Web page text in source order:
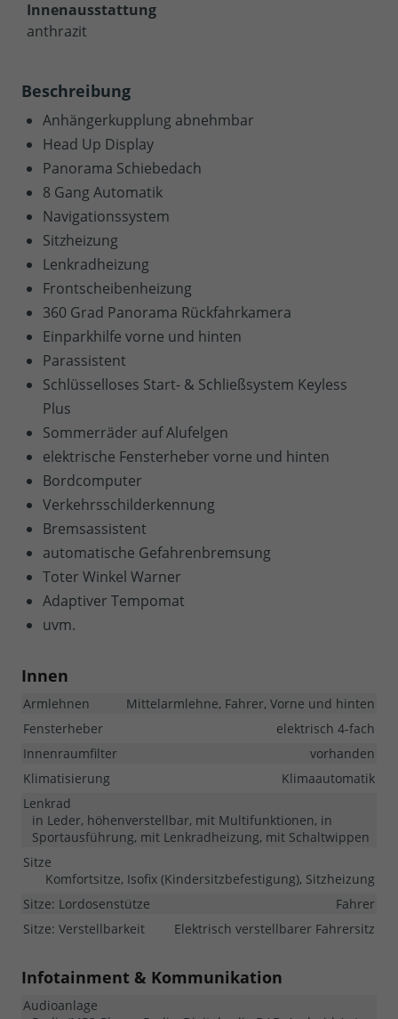
Innenausstattung
anthrazit
Beschreibung
Anhängerkupplung abnehmbar
Head Up Display
Panorama Schiebedach
8 Gang Automatik
Navigationssystem
Sitzheizung
Lenkradheizung
Frontscheibenheizung
360 Grad Panorama Rückfahrkamera
Einparkhilfe vorne und hinten
Parassistent
Schlüsselloses Start- & Schließsystem Keyless
Plus
Sommerräder auf Alufelgen
elektrische Fensterheber vorne und hinten
Bordcomputer
Verkehrsschilderkennung
Bremsassistent
automatische Gefahrenbremsung
Toter Winkel Warner
Adaptiver Tempomat
uvm.
Innen
Armlehnen
Mittelarmlehne, Fahrer, Vorne und hinten
Fensterheber
elektrisch 4-fach
Innenraumfilter
vorhanden
Klimatisierung
Klimaautomatik
Lenkrad
in Leder, höhenverstellbar, mit Multifunktionen, in
Sportausführung, mit Lenkradheizung, mit Schaltwippen
Sitze
Komfortsitze, Isofix (Kindersitzbefestigung), Sitzheizung
Sitze: Lordosenstütze
Fahrer
Sitze: Verstellbarkeit
Elektrisch verstellbarer Fahrersitz
Infotainment & Kommunikation
Audioanlage